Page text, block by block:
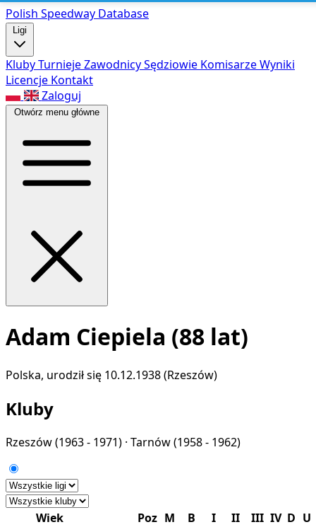
Polish Speedway Database
Ligi
KlubyTurniejeZawodnicySędziowie KomisarzeWyniki
Licencje Kontakt
Zaloguj
Otwórz menu główne
Adam Ciepiela (88 lat)
Polska, urodził się 10.12.1938 (Rzeszów)
Kluby
Rzeszów(1963 - 1971) · Tarnów(1958 - 1962)
Wiek Poz M B I II III IV D U